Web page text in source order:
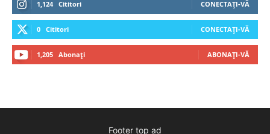
1,124 Cititori CONECTAȚI-VĂ
0 Cititori CONECTAȚI-VĂ
1,205 Abonați ABONAȚI-VĂ
Footer top ad